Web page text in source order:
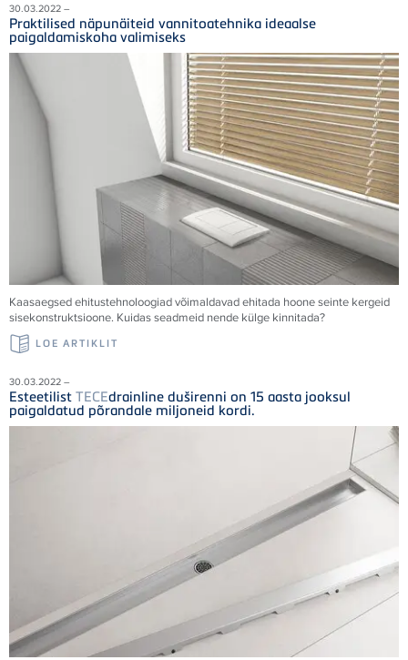
30.03.2022 –
Praktilised näpunäiteid vannitoatehnika ideaalse
paigaldamiskoha valimiseks
Kaasaegsed ehitustehnoloogiad võimaldavad ehitada hoone seinte kergeid
sisekonstruktsioone. Kuidas seadmeid nende külge kinnitada?
LOE ARTIKLIT
30.03.2022 –
Esteetilist TECEdrainline duširenni on 15 aasta jooksul
paigaldatud põrandale miljoneid kordi.